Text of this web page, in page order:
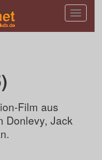
Toggle
Film aus
Donlevy, Jack